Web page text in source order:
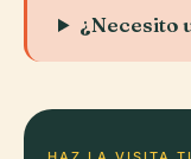
¿Necesito